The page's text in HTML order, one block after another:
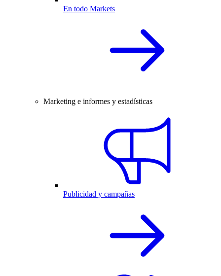
En todo Markets
Marketing e informes y estadísticas
Publicidad y campañas